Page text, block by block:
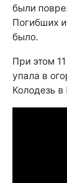
были
Погибших
было.
При этом
упала в
Колодезь в